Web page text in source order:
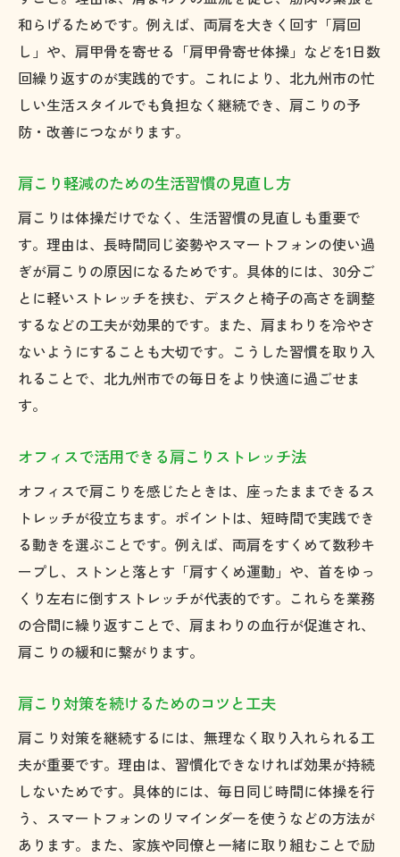
和らげるためです。例えば、両肩を大きく回す「肩回
し」や、肩甲骨を寄せる「肩甲骨寄せ体操」などを1日数
回繰り返すのが実践的です。これにより、北九州市の忙
しい生活スタイルでも負担なく継続でき、肩こりの予
防・改善につながります。
肩こり軽減のための生活習慣の見直し方
肩こりは体操だけでなく、生活習慣の見直しも重要で
す。理由は、長時間同じ姿勢やスマートフォンの使い過
ぎが肩こりの原因になるためです。具体的には、30分ご
とに軽いストレッチを挟む、デスクと椅子の高さを調整
するなどの工夫が効果的です。また、肩まわりを冷やさ
ないようにすることも大切です。こうした習慣を取り入
れることで、北九州市での毎日をより快適に過ごせま
す。
オフィスで活用できる肩こりストレッチ法
オフィスで肩こりを感じたときは、座ったままできるス
トレッチが役立ちます。ポイントは、短時間で実践でき
る動きを選ぶことです。例えば、両肩をすくめて数秒キ
ープし、ストンと落とす「肩すくめ運動」や、首をゆっ
くり左右に倒すストレッチが代表的です。これらを業務
の合間に繰り返すことで、肩まわりの血行が促進され、
肩こりの緩和に繋がります。
肩こり対策を続けるためのコツと工夫
肩こり対策を継続するには、無理なく取り入れられる工
夫が重要です。理由は、習慣化できなければ効果が持続
しないためです。具体的には、毎日同じ時間に体操を行
う、スマートフォンのリマインダーを使うなどの方法が
あります。また、家族や同僚と一緒に取り組むことで励